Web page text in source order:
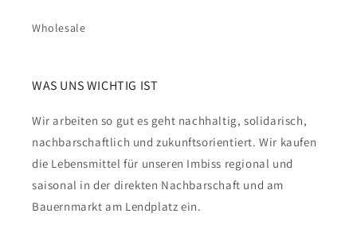
Wholesale
WAS UNS WICHTIG IST
Wir arbeiten so gut es geht nachhaltig, solidarisch,
nachbarschaftlich und zukunftsorientiert. Wir kaufen
die Lebensmittel für unseren Imbiss regional und
saisonal in der direkten Nachbarschaft und am
Bauernmarkt am Lendplatz ein.